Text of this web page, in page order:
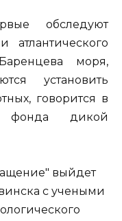
обследуют
моря,
установить
говорится в
фонда дикой
выйдет
с учеными